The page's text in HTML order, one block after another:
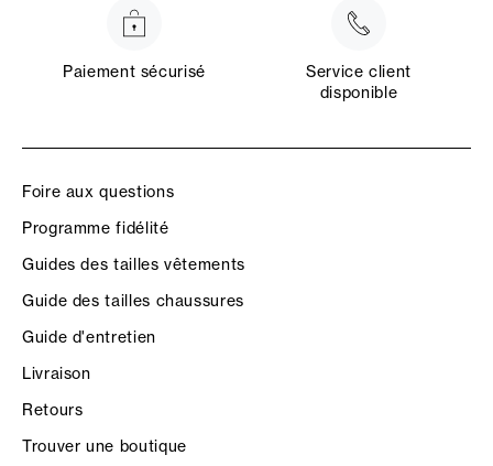
Paiement sécurisé
Service client
disponible
Foire aux questions
Programme fidélité
Guides des tailles vêtements
Guide des tailles chaussures
Guide d'entretien
Livraison
Retours
Trouver une boutique